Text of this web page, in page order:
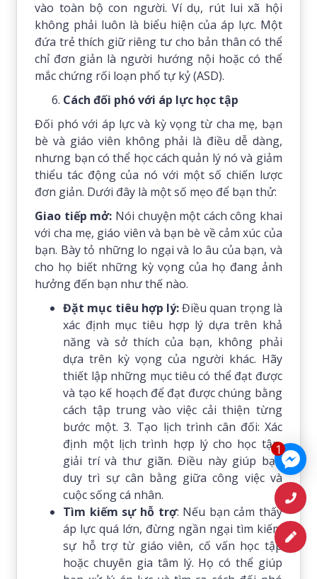
1
vào toàn bộ con người. Ví dụ, rút lui xã hội
không phải luôn là biểu hiện của áp lực. Một
đứa trẻ thích giữ riêng tư cho bản thân có thể
chỉ đơn giản là người hướng nội hoặc có thể
mắc chứng rối loạn phổ tự kỷ (ASD).
Cách đối phó với áp lực học tập
Đối phó với áp lực và kỳ vọng từ cha mẹ, bạn
bè và giáo viên không phải là điều dễ dàng,
nhưng bạn có thể học cách quản lý nó và giảm
thiểu tác động của nó với một số chiến lược
đơn giản. Dưới đây là một số mẹo để bạn thử:
Giao tiếp mở: Nói chuyện một cách công khai
với cha mẹ, giáo viên và bạn bè về cảm xúc của
bạn. Bày tỏ những lo ngại và lo âu của bạn, và
cho họ biết những kỳ vọng của họ đang ảnh
hưởng đến bạn như thế nào.
Đặt mục tiêu hợp lý:Điều quan trọng là
xác định mục tiêu hợp lý dựa trên khả
năng và sở thích của bạn, không phải
dựa trên kỳ vọng của người khác. Hãy
thiết lập những mục tiêu có thể đạt được
và tạo kế hoạch để đạt được chúng bằng
cách tập trung vào việc cải thiện từng
bước một. 3. Tạo lịch trình cân đối: Xác
định một lịch trình hợp lý cho học tập,
giải trí và thư giãn. Điều này giúp bạn
duy trì sự cân bằng giữa công việc và
cuộc sống cá nhân.
Tìm kiếm sự hỗ trợ: Nếu bạn cảm thấy
áp lực quá lớn, đừng ngần ngại tìm kiếm
sự hỗ trợ từ giáo viên, cố vấn học tập
hoặc chuyên gia tâm lý. Họ có thể giúp